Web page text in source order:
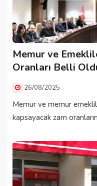
Memur ve
Oranları Belli
26/08/2025
Memur ve memur
kapsayacak zam